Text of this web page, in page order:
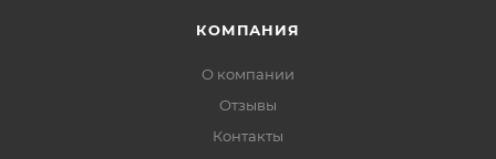
КОМПАНИЯ
О компании
Отзывы
Контакты